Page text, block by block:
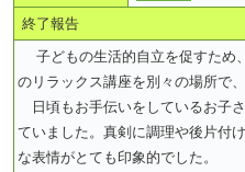
終了報告
子どもの生活的自立を促すため
のリラックス講座を別々の場所で
日頃もお手伝いをしているお子
ていました。真剣に調理や後片付
な表情がとても印象的でした。